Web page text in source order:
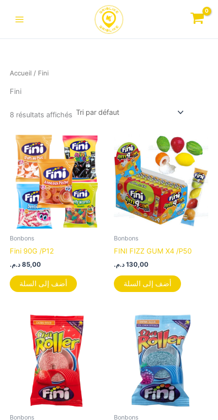
Accueil / Fini
Fini
8 résultats affichés
Bonbons
Fini 90G /P12
85,00د.م.
أضف إلى السلة
Bonbons
FINI FIZZ GUM X4 /P50
130,00د.م.
أضف إلى السلة
Bonbons Bonbons